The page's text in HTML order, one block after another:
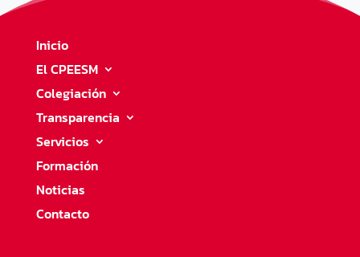
Inicio
El CPEESM
Colegiación
Transparencia
Servicios
Formación
Noticias
Contacto